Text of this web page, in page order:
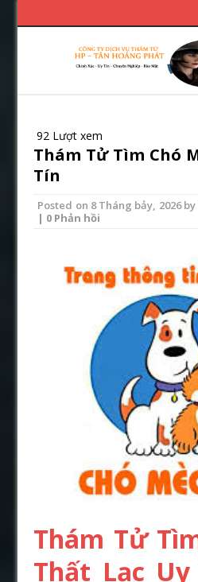
92 Lượt xem
Thám Tử Tìm Chó
Tín
Posted on 8 Tháng bảy, 2026by
| 0 Phản hồi
Thám Tử
Thất Lạc Uy